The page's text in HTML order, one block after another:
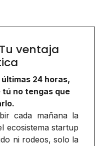
ventaja
24 horas,
tú no tengas que
cada mañana la
ecosistema startup
ni rodeos, solo la